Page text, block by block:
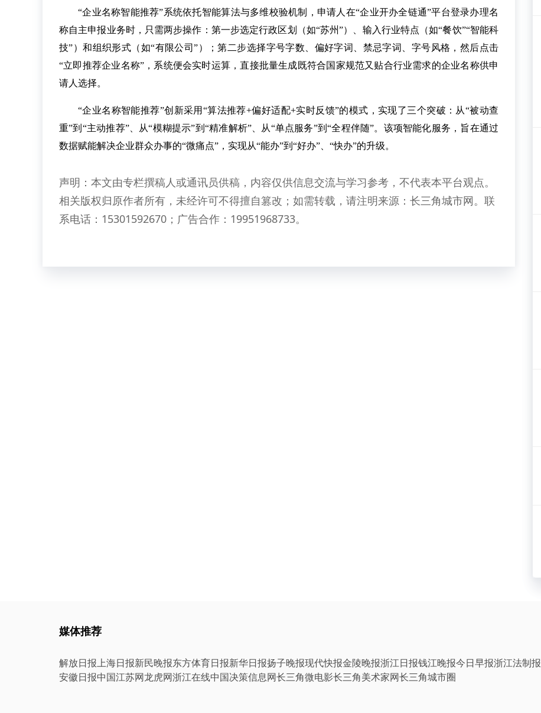
“企业名称智能推荐”系统依托智能算法与多维校验机制，申请人在“企业开办全链通”平台登录办理名
称自主申报业务时，只需两步操作：第一步选定行政区划（如“苏州”）、输入行业特点（如“餐饮”“智能科
技”）和组织形式（如“有限公司”）；第二步选择字号字数、偏好字词、禁忌字词、字号风格，然后点击
“立即推荐企业名称”，系统便会实时运算，直接批量生成既符合国家规范又贴合行业需求的企业名称供申
请人选择。
“企业名称智能推荐”创新采用“算法推荐+偏好适配+实时反馈”的模式，实现了三个突破：从“被动查
重”到“主动推荐”、从“模糊提示”到“精准解析”、从“单点服务”到“全程伴随”。该项智能化服务，旨在通过
数据赋能解决企业群众办事的“微痛点”，实现从“能办”到“好办”、“快办”的升级。
声明：本文由专栏撰稿人或通讯员供稿，内容仅供信息交流与学习参考，不代表本平台观点。
相关版权归原作者所有，未经许可不得擅自篡改；如需转载，请注明来源：长三角城市网。联
系电话：15301592670；广告合作：19951968733。
媒体推荐
解放日报上海日报新民晚报东方体育日报新华日报扬子晚报现代快报金陵晚报浙江日报钱江晚报今日早报浙江法制报
安徽日报中国江苏网龙虎网浙江在线中国决策信息网长三角微电影长三角美术家网长三角城市圈